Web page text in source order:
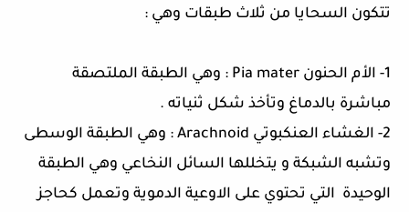
تتكون السحايا من ثلاث طبقات وهي :
1- الأم الحنون Pia mater : وهي الطبقة الملتصقة
مباشرة بالدماغ وتأخذ شكل ثنياته .
2- الغشاء العنكبوتي Arachnoid : وهي الطبقة الوسطى
وتشبه الشبكة و يتخللها السائل النخاعي وهي الطبقة
الوحيدة التي تحتوي على الاوعية الدموية وتعمل كحاجز